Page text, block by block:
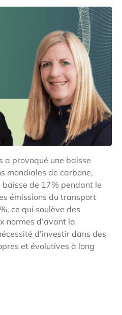
a provoqué une baisse
mondiales de carbone,
de 17% pendant le
émissions du transport
ce qui soulève des
normes d’avant la
d’investir dans des
et évolutives à long